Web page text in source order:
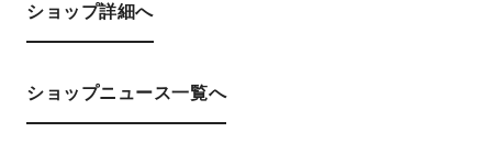
ショップ詳細へ
ショップニュース一覧へ